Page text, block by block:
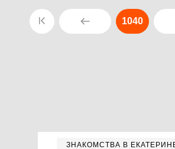
1040
ЗНАКОМСТВА В